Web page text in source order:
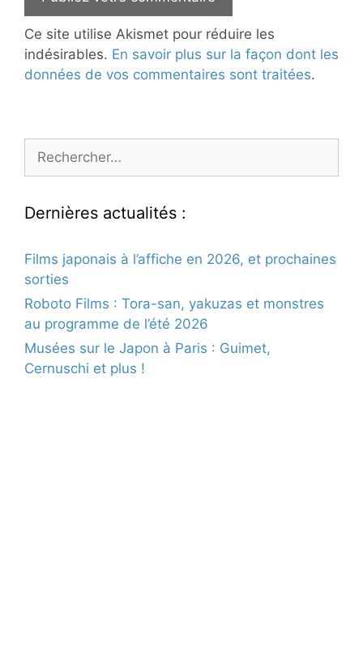
Ce site utilise Akismet pour réduire les
indésirables. En savoir plus sur la façon dont les
données de vos commentaires sont traitées.
Dernières actualités :
Films japonais à l’affiche en 2026, et prochaines
sorties
Roboto Films : Tora-san, yakuzas et monstres
au programme de l’été 2026
Musées sur le Japon à Paris : Guimet,
Cernuschi et plus !